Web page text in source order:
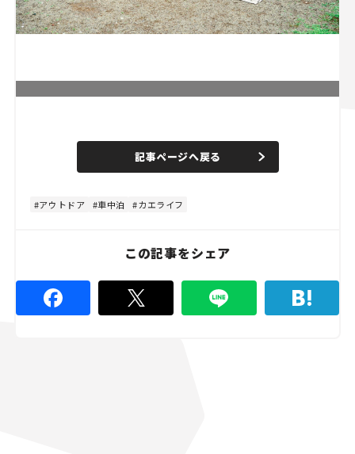
n
e
d
%
記事ページへ戻る
アウトドア 車中泊 カエライフ
この記事をシェア